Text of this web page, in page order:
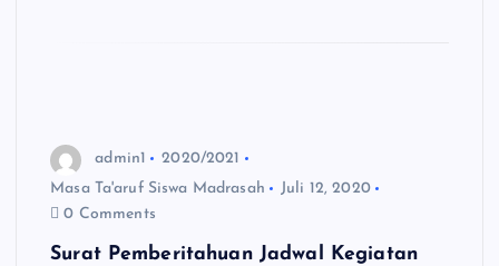
admin1
2020/2021
Masa Ta'aruf Siswa Madrasah
Juli 12, 2020
0 Comments
Surat Pemberitahuan Jadwal Kegiatan